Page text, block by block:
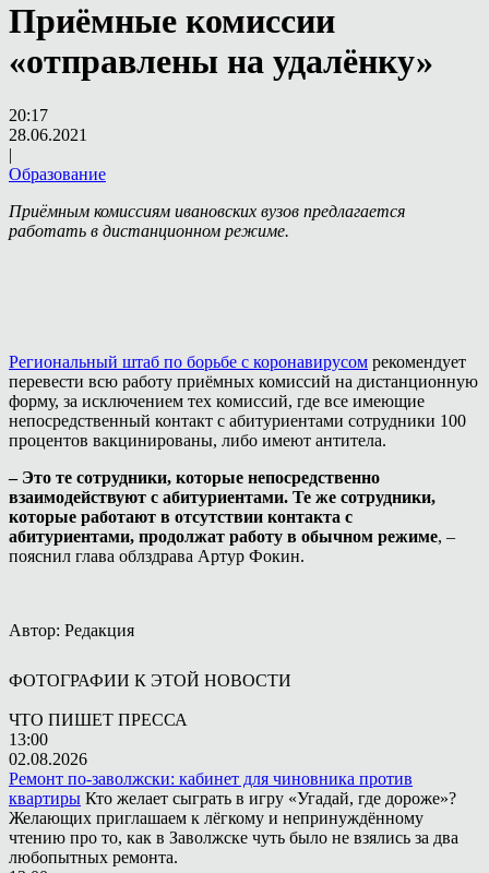
Приёмные комиссии
«отправлены на удалёнку»
20:17
28.06.2021
|
Образование
Приёмным комиссиям ивановских вузов предлагается
работать в дистанционном режиме.
Региональный штаб по борьбе с коронавирусом рекомендует
перевести всю работу приёмных комиссий на дистанционную
форму, за исключением тех комиссий, где все имеющие
непосредственный контакт с абитуриентами сотрудники 100
процентов вакцинированы, либо имеют антитела.
– Это те сотрудники, которые непосредственно
взаимодействуют с абитуриентами. Те же сотрудники,
которые работают в отсутствии контакта с
абитуриентами, продолжат работу в обычном режиме, –
пояснил глава облздрава Артур Фокин.
Автор: Редакция
ФОТОГРАФИИ К ЭТОЙ НОВОСТИ
ЧТО ПИШЕТ ПРЕССА
13:00
02.08.2026
Ремонт по-заволжски: кабинет для чиновника против
квартиры Кто желает сыграть в игру «Угадай, где дороже»?
Желающих приглашаем к лёгкому и непринуждённому
чтению про то, как в Заволжске чуть было не взялись за два
любопытных ремонта.